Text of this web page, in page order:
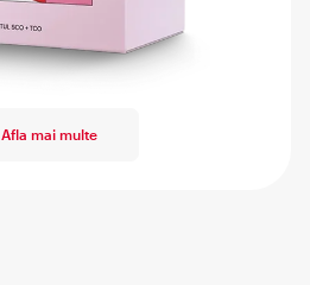
Afla mai multe